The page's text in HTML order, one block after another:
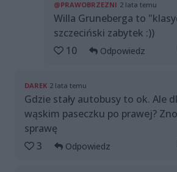
@PRAWOBRZEZNI 2 lata temu
Willa Gruneberga to
szczeciński zabytek :))
10
Odpowiedz
DAREK 2 lata temu
Gdzie stały autobusy to ok. Ale
wąskim paseczku po prawej?
sprawę
3
Odpowiedz